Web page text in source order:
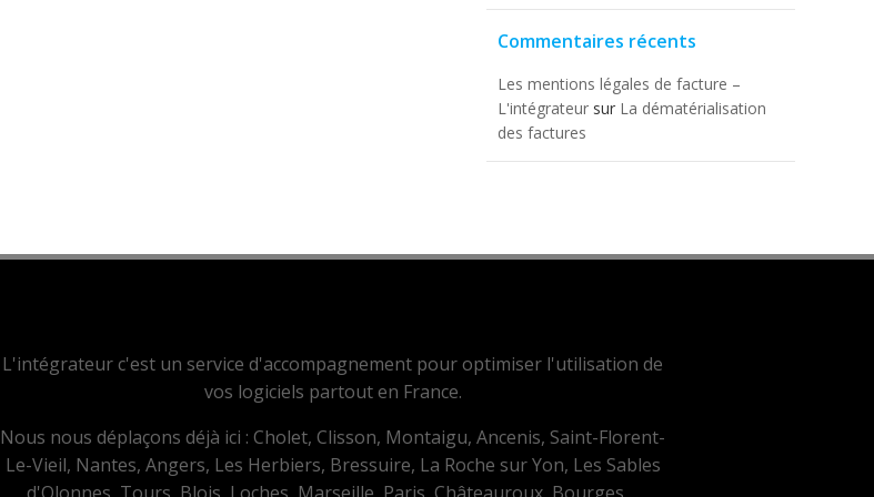
Commentaires récents
Les mentions légales de facture –
L'intégrateur sur La dématérialisation
des factures
L'intégrateur c'est un service d'accompagnement pour optimiser l'utilisation de
vos logiciels partout en France.
Nous nous déplaçons déjà ici : Cholet, Clisson, Montaigu, Ancenis, Saint-Florent-
Le-Vieil, Nantes, Angers, Les Herbiers, Bressuire, La Roche sur Yon, Les Sables